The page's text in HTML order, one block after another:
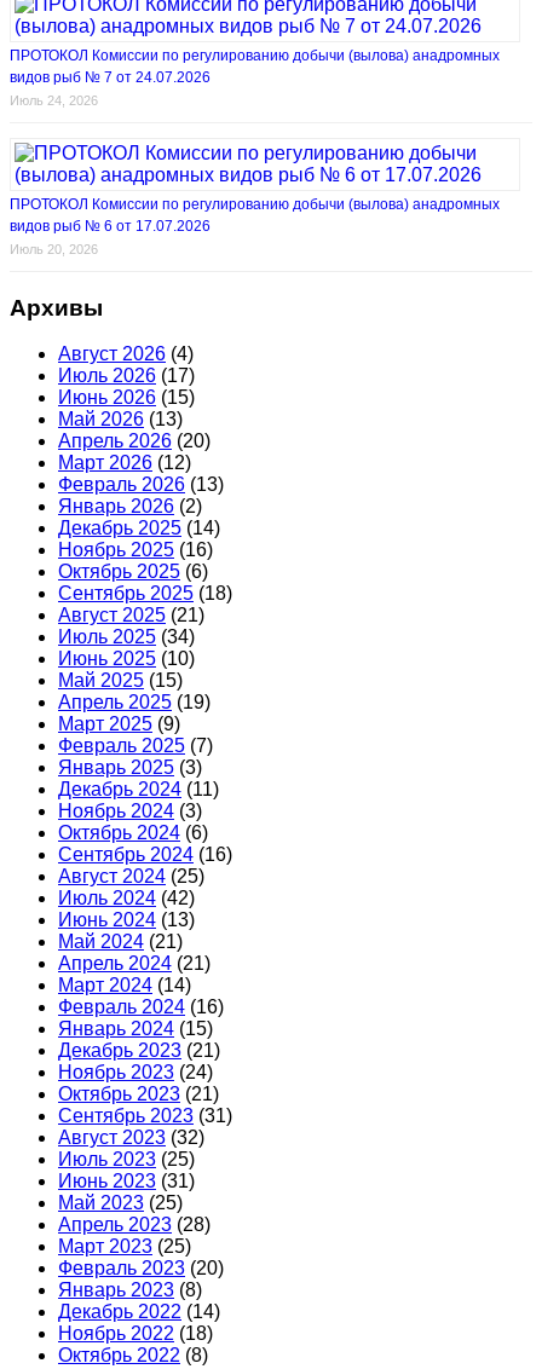
ПРОТОКОЛ Комиссии по регулированию добычи (вылова) анадромных
видов рыб № 7 от 24.07.2026
Июль 24, 2026
ПРОТОКОЛ Комиссии по регулированию добычи (вылова) анадромных
видов рыб № 6 от 17.07.2026
Июль 20, 2026
Архивы
Август 2026 (4)
Июль 2026 (17)
Июнь 2026 (15)
Май 2026 (13)
Апрель 2026 (20)
Март 2026 (12)
Февраль 2026 (13)
Январь 2026 (2)
Декабрь 2025 (14)
Ноябрь 2025 (16)
Октябрь 2025 (6)
Сентябрь 2025 (18)
Август 2025 (21)
Июль 2025 (34)
Июнь 2025 (10)
Май 2025 (15)
Апрель 2025 (19)
Март 2025 (9)
Февраль 2025 (7)
Январь 2025 (3)
Декабрь 2024 (11)
Ноябрь 2024 (3)
Октябрь 2024 (6)
Сентябрь 2024 (16)
Август 2024 (25)
Июль 2024 (42)
Июнь 2024 (13)
Май 2024 (21)
Апрель 2024 (21)
Март 2024 (14)
Февраль 2024 (16)
Январь 2024 (15)
Декабрь 2023 (21)
Ноябрь 2023 (24)
Октябрь 2023 (21)
Сентябрь 2023 (31)
Август 2023 (32)
Июль 2023 (25)
Июнь 2023 (31)
Май 2023 (25)
Апрель 2023 (28)
Март 2023 (25)
Февраль 2023 (20)
Январь 2023 (8)
Декабрь 2022 (14)
Ноябрь 2022 (18)
Октябрь 2022 (8)